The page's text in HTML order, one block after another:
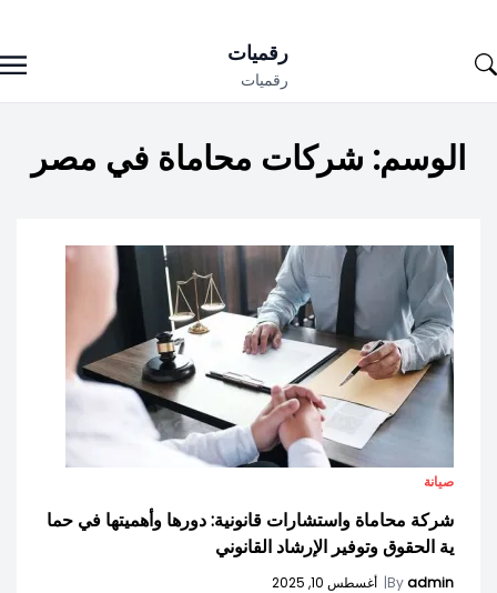
to
رقميات
رقميات
الوسم: شركات محاماة في مصر
صيانة
شركة محاماة واستشارات قانونية: دورها وأهميتها في حما
ية الحقوق وتوفير الإرشاد القانوني
Byadmin
| أغسطس 10, 2025